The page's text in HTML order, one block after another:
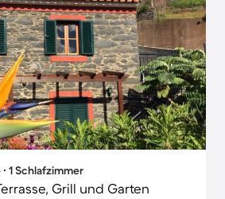
1 Schlafzimmer
Grill und Garten